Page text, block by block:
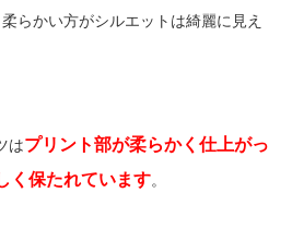
らかい方がシルエットは綺麗に見え
はプリント部が柔らかく仕上がっ
く保たれています。